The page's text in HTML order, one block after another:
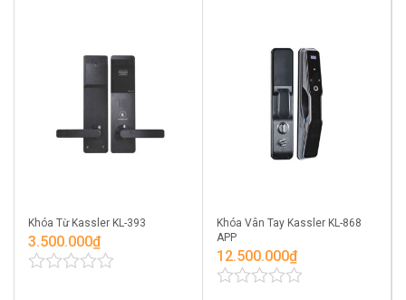
Khóa Từ Kassler KL-393
3.500.000₫
Khóa Vân Tay Kassler KL-868
APP
12.500.000₫